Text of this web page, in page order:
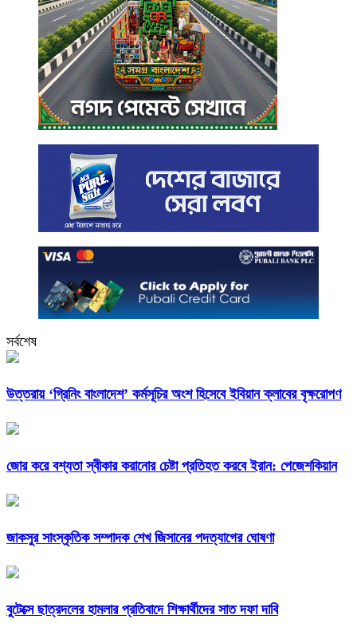
সর্বশেষ
উত্তরায় ‘গ্রিনিং বাংলাদেশ’ কর্মসূচির অংশ হিসেবে ইবিয়ান ক্লাবের বৃক্ষরোপণ
জোর করে বশ্যতা স্বীকার করানোর চেষ্টা প্রতিহত করবে ইরান: পেজেশকিয়ান
জাকসুর সাংস্কৃতিক সম্পাদক শেখ জিসানের পদত্যাগের ঘোষণা
বুটেক্সে ছাত্রদলের হামলার প্রতিবাদে শিক্ষার্থীদের সাত দফা দাবি